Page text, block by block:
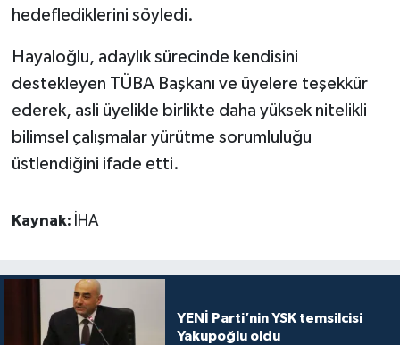
hedeflediklerini söyledi.
Hayaloğlu, adaylık sürecinde kendisini
destekleyen TÜBA Başkanı ve üyelere teşekkür
ederek, asli üyelikle birlikte daha yüksek nitelikli
bilimsel çalışmalar yürütme sorumluluğu
üstlendiğini ifade etti.
Kaynak: İHA
YENİ Parti’nin YSK temsilcisi
Yakupoğlu oldu